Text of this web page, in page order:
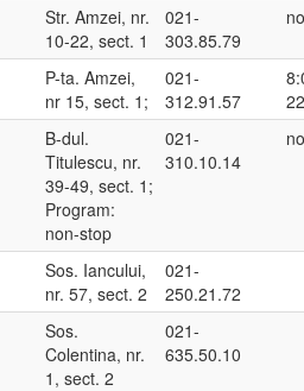
Str. Amzei, nr.
10-22, sect. 1
021-
303.85.79
P-ta. Amzei,
nr 15, sect. 1;
021-
312.91.57
B-dul.
Titulescu, nr.
39-49, sect. 1;
Program:
non-stop
021-
310.10.14
Sos. Iancului,
nr. 57, sect. 2
021-
250.21.72
Sos.
Colentina, nr.
1, sect. 2
021-
635.50.10